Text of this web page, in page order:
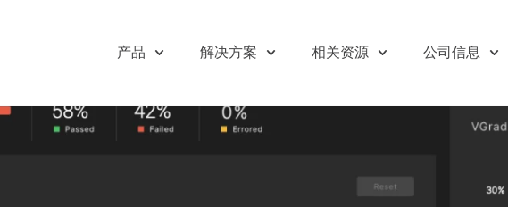
产品 解决方案 相关资源 公司信息